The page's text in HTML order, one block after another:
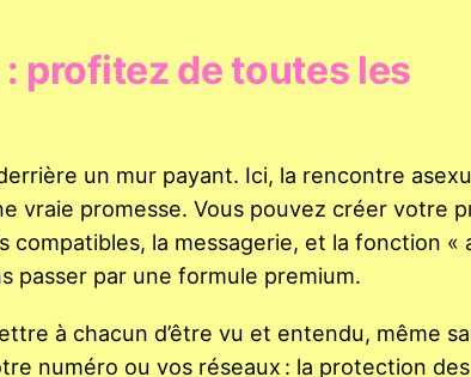
profitez de toutes les
un mur payant. Ici, la rencontre
vraie promesse. Vous pouvez créer votre
compatibles, la messagerie, et la fonction «
passer par une formule premium.
à chacun d’être vu et entendu, même
numéro ou vos réseaux : la protection des